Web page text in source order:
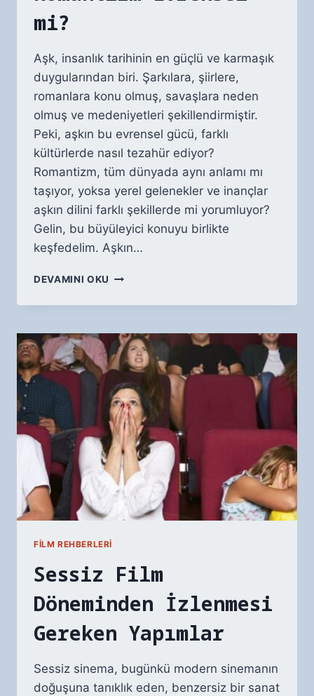
mi?
Aşk, insanlık tarihinin en güçlü ve karmaşık
duygularından biri. Şarkılara, şiirlere,
romanlara konu olmuş, savaşlara neden
olmuş ve medeniyetleri şekillendirmiştir.
Peki, aşkın bu evrensel gücü, farklı
kültürlerde nasıl tezahür ediyor?
Romantizm, tüm dünyada aynı anlamı mı
taşıyor, yoksa yerel gelenekler ve inançlar
aşkın dilini farklı şekillerde mi yorumluyor?
Gelin, bu büyüleyici konuyu birlikte
keşfedelim. Aşkın…
DEVAMINI OKU FARKLI
AŞK
ROMANTIZM
EVRENSEL
MI?
FILM REHBERLERI
Sessiz Film
Döneminden İzlenmesi
Gereken Yapımlar
Sessiz sinema, bugünkü modern sinemanın
doğuşuna tanıklık eden, benzersiz bir sanat